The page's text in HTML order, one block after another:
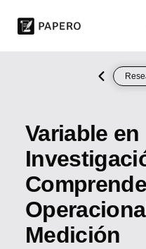
Variable en
Medición